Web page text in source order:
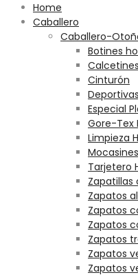
Home
Caballero
Caballero-
Botines
Cinturón
Especial
Gore-Tex
Limpieza
Tarjetero
Zapatillas
Zapatos
Zapatos
Zapatos
Zapatos
Zapatos
Zapatos